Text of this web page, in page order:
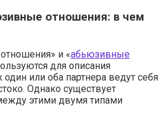
отношения: в чем
и «абьюзивные
для описания
или оба партнера ведут себя
Однако существует
этими двумя типами